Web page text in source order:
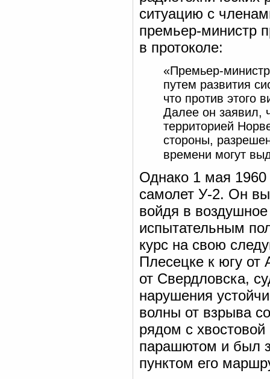
ситуацию с
премьер-министр
в протоколе:
«Премьер-
путем развития
что против этого
Далее он заявил,
территорией
стороны,
времени могут
Однако 1 мая 1960
самолет У-2. Он
войдя в
испытательным
курс на свою
Плесецке к югу от
от Свердловска,
нарушения
волны от взрыва
рядом с
парашютом и был
пунктом его